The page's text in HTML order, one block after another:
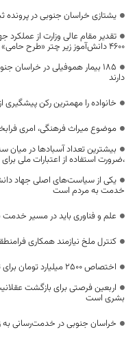
یشتازی خراسان جنوبی در پرونده
تقدیر مقام عالی وزارت از
۴۶۰۰ دانش‌آموز زیر چتر «طرح حامی»
۱۸۵ بیمار هموفیلی در
دارند
خانواده را مهمترین رکن
موضوع میراث فرهنگی، امری
بیشترین تعداد آسبادها در
،ضرورت استفاده از اعتبارات ملی
یکی از سیاست‌های اصلی جهاد
خدمت به مردم است
علم و فناوری باید در مسیر خدمت
کنترل ملخ نیازمند همکاری
اختصاص 2500 میلیارد تومان برای توسعه راه‌های دوبانده خراسان جنوبی
اربعین فرصتی برای بازگشت
بشری است
خراسان جنوبی در خدمت‌رسانی به